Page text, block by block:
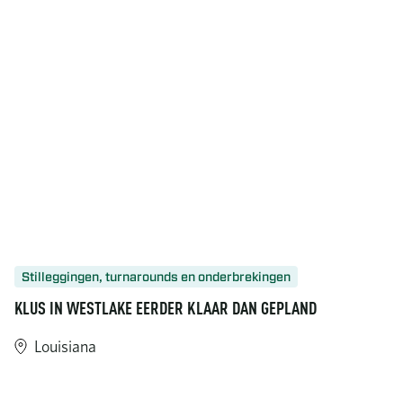
Stilleggingen, turnarounds en onderbrekingen
KLUS IN WESTLAKE EERDER KLAAR DAN GEPLAND
Louisiana